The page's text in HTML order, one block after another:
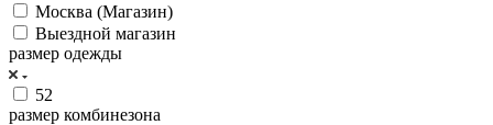
Москва (Магазин)
Выездной магазин
размер одежды
52
размер комбинезона